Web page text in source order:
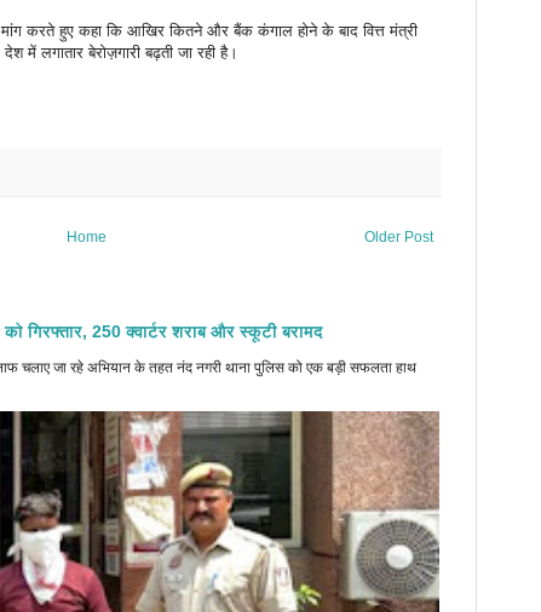
मांग करते हुए कहा कि आखिर कितने और बैंक कंगाल होने के बाद वित्त मंत्री
में लगातार बेरोज़गारी बढ़ती जा रही है।
Older Post
Home
गिरफ्तार, 250 क्वार्टर शराब और स्कूटी बरामद
चलाए जा रहे अभियान के तहत नंद नगरी थाना पुलिस को एक बड़ी सफलता हाथ